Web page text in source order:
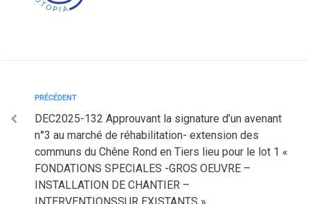
PRÉCÉDENT
DEC2025-132 Approuvant la signature d’un avenant
n°3 au marché de réhabilitation- extension des
communs du Chêne Rond en Tiers lieu pour le lot 1 «
FONDATIONS SPECIALES -GROS OEUVRE –
INSTALLATION DE CHANTIER –